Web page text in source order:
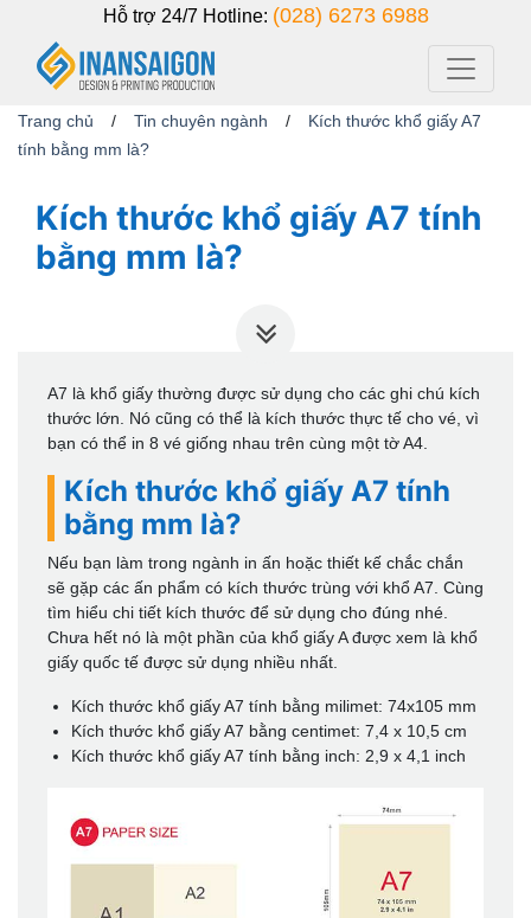
Hỗ trợ 24/7 Hotline: (028) 6273 6988
Trang chủ / Tin chuyên ngành /
Kích thước khổ giấy A7
tính bằng mm là?
Kích thước khổ giấy A7 tính
bằng mm là?
A7 là khổ giấy thường được sử dụng cho các ghi chú kích
thước lớn. Nó cũng có thể là kích thước thực tế cho vé, vì
bạn có thể in 8 vé giống nhau trên cùng một tờ A4.
Kích thước khổ giấy A7 tính
bằng mm là?
Nếu bạn làm trong ngành in ấn hoặc thiết kế chắc chắn
sẽ gặp các ấn phẩm có kích thước trùng với khổ A7. Cùng
tìm hiểu chi tiết kích thước để sử dụng cho đúng nhé.
Chưa hết nó là một phần của khổ giấy A được xem là khổ
giấy quốc tế được sử dụng nhiều nhất.
Kích thước khổ giấy A7 tính bằng milimet: 74x105 mm
Kích thước khổ giấy A7 bằng centimet: 7,4 x 10,5 cm
Kích thước khổ giấy A7 tính bằng inch: 2,9 x 4,1 inch